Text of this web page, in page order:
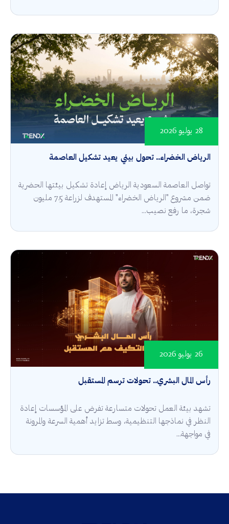
الرياض الخضراء.. تحول بيئي يعيد تشكيل العاصمة
28 يوليو 2026
تواصل العاصمة السعودية الرياض إعادة تشكيل بيئتها الحضرية
ضمن مشروع "الرياض الخضراء" المستهدف لزراعة 7.5 مليون
شجرة، ما رفع نصيب...
رأس المال البشري.. تحولات ترسم المستقبل
26 يوليو 2026
تشهد بيئة العمل تحولات متسارعة تفرض على المؤسسات إعادة
النظر في نماذجها التنظيمية، وسط تزايد أهمية السرعة والمرونة
في مواجهة...